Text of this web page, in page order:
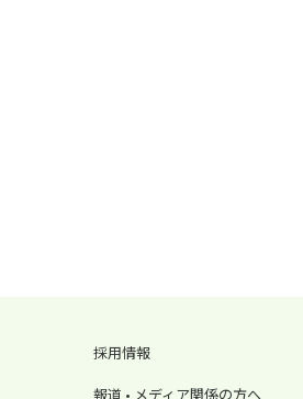
採用情報
報道 • メディア関係の方へ